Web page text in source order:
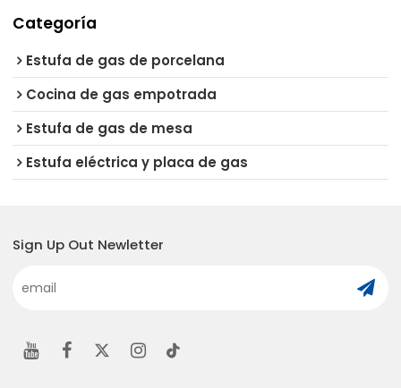
Categoría
Estufa de gas de porcelana
Cocina de gas empotrada
Estufa de gas de mesa
Estufa eléctrica y placa de gas
Sign Up Out Newletter